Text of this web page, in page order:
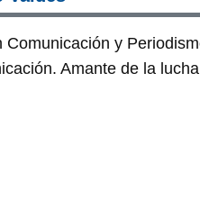
Comunicación y
Amante de la